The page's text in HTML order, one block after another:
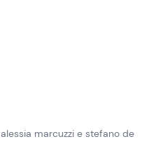
alessia marcuzzi e stefano de